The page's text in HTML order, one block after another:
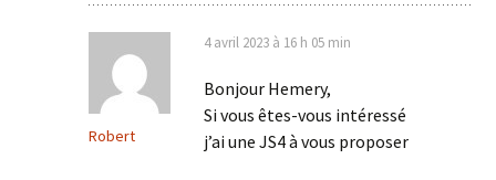
Robert
4 avril 2023 à 16 h 05 min
Bonjour Hemery,
Si vous êtes-vous intéressé
j’ai une JS4 à vous proposer